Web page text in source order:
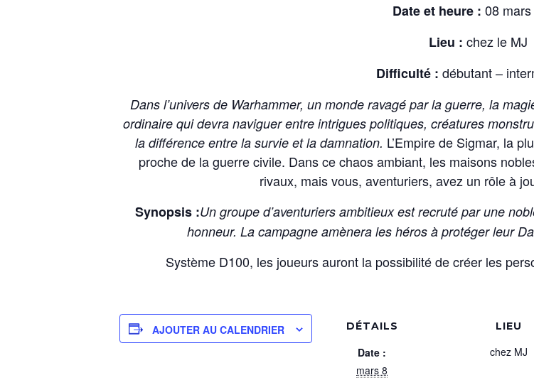
Date et heure : 08
Lieu : chez le MJ
Difficulté : débutant –
Dans l’univers de Warhammer, un monde ravagé par la guerre, la
ordinaire qui devra naviguer entre intrigues politiques, créatures
la différence entre la survie et la damnation. L’Empire de Sigmar, la
proche de la guerre civile. Dans ce chaos ambiant, les maisons
rivaux, mais vous, aventuriers, avez un rôle à
Synopsis :Un groupe d’aventuriers ambitieux est recruté par une
honneur. La campagne amènera les héros à protéger leur
Système D100, les joueurs auront la possibilité de créer les
AJOUTER AU CALENDRIER DÉTAILS
Date :
mars 8
LIEU
chez MJ